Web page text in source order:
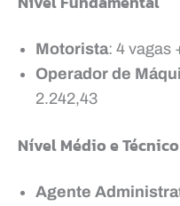
Motorista: 4 vagas
Operador de
2.242,43
Nível Médio e Técnico
Agente